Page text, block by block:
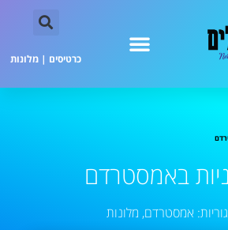
כרטיסים | מלונות
באמסטרדם
אמסטרדם, מלונות